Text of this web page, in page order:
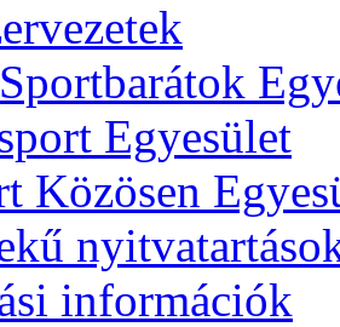
Egyesület
Közösen
információk